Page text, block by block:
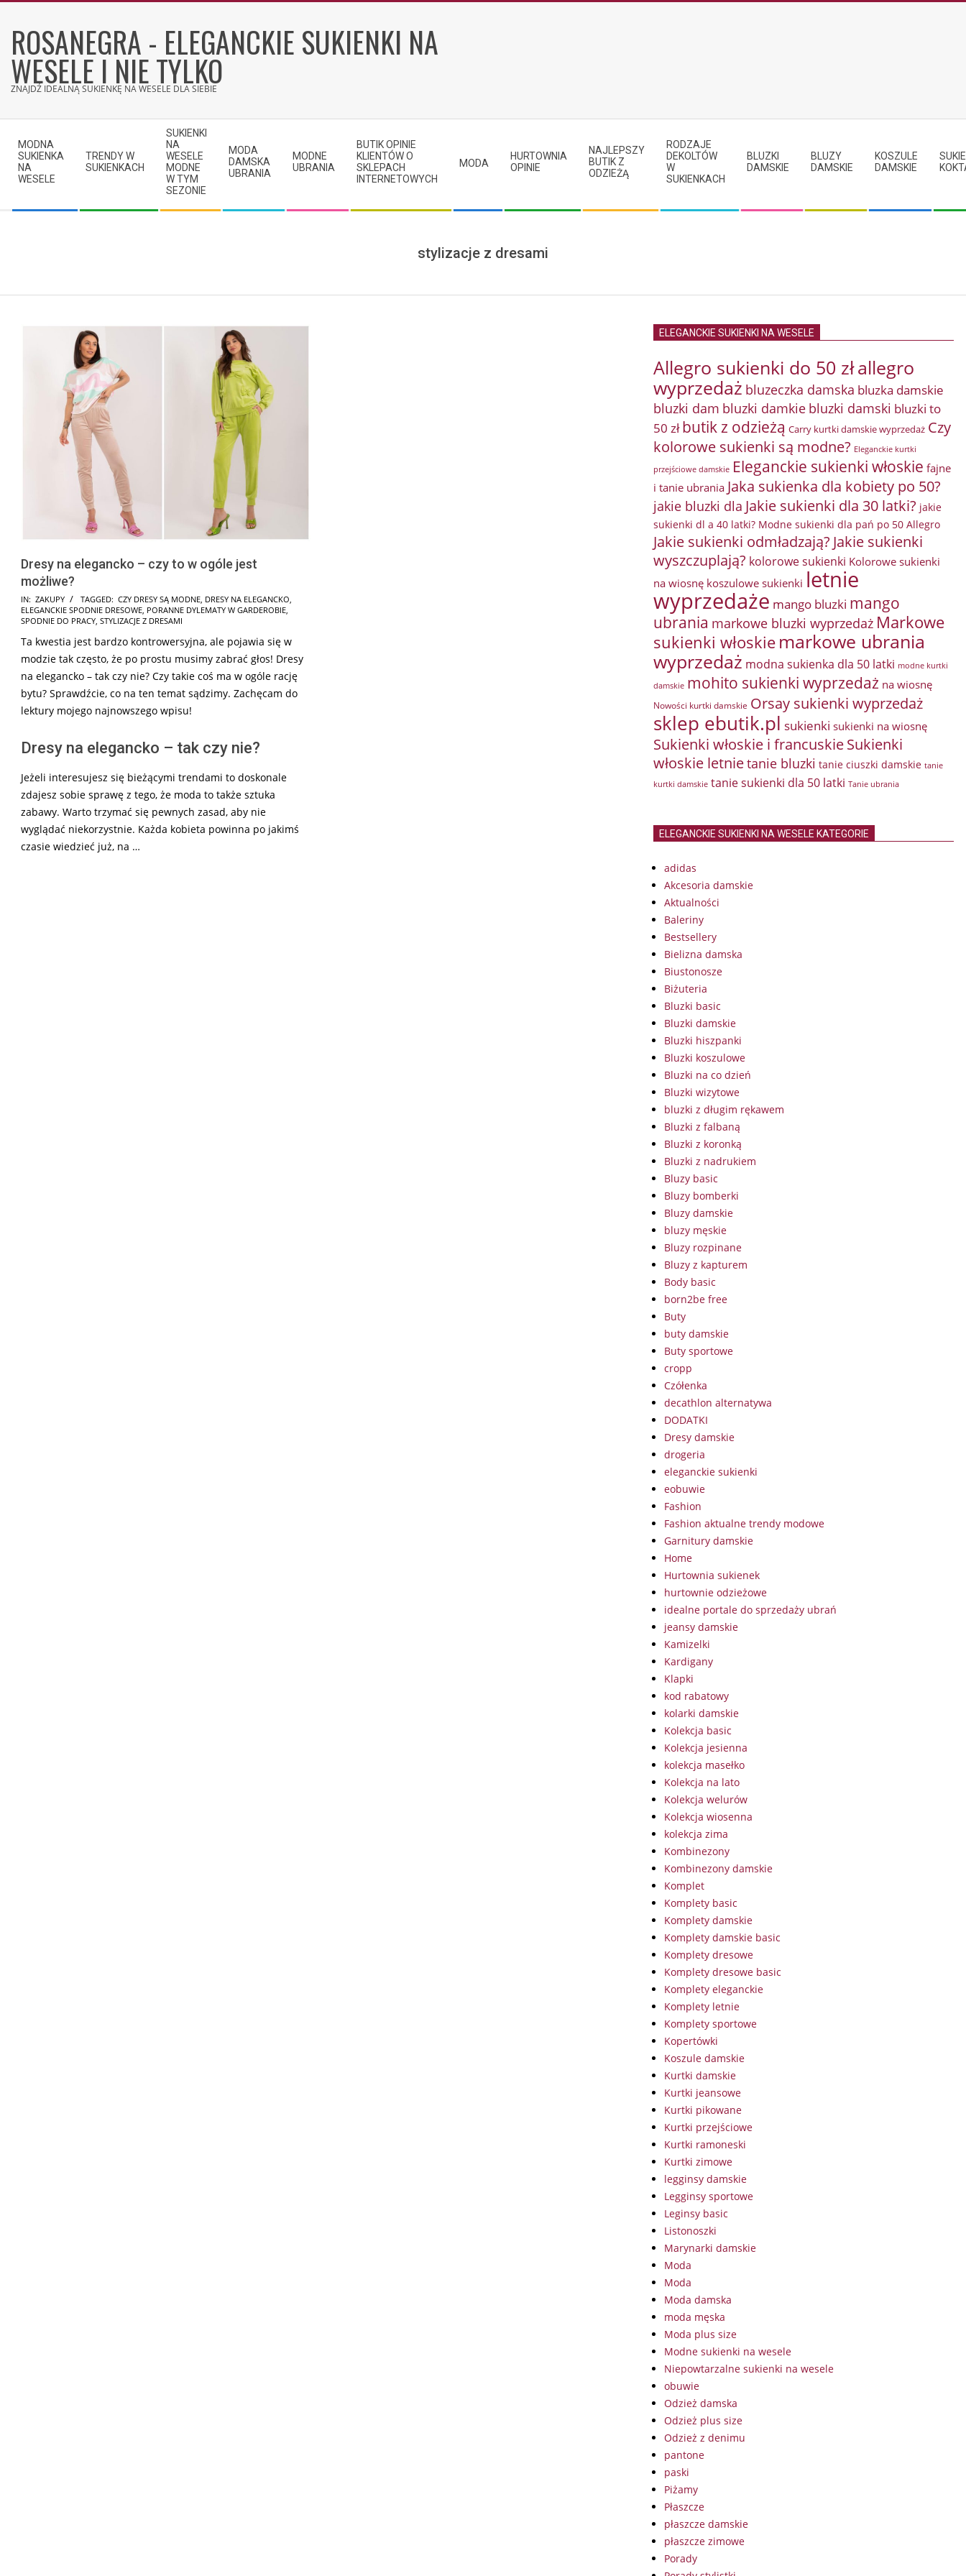
contentROSANEGRA - ELEGANCKIE SUKIENKI NA
WESELE I NIE TYLKO
ZNAJDŹ IDEALNĄ SUKIENKĘ NA WESELE DLA SIEBIE
Navigation
Menu
MODNA
SUKIENKA
NA
WESELE
TRENDY W
SUKIENKACH
SUKIENKI
NA
WESELE
MODNE
W TYM
SEZONIE
MODA
DAMSKA
UBRANIA
MODNE
UBRANIA
BUTIK OPINIE
KLIENTÓW O
SKLEPACH
INTERNETOWYCH
MODA
HURTOWNIA
OPINIE
NAJLEPSZY
BUTIK Z
ODZIEŻĄ
RODZAJE
DEKOLTÓW
W
SUKIENKACH
BLUZKI
DAMSKIE
BLUZY
DAMSKIE
KOSZULE
DAMSKIE
stylizacje z dresami
Dresy na elegancko – czy to w ogóle jest
możliwe?
2025-
07-
IN: ZAKUPY TAGGED: CZY DRESY SĄ MODNE, DRESY NA ELEGANCKO,
ELEGANCKIE SPODNIE DRESOWE, PORANNE DYLEMATY W GARDEROBIE,
SPODNIE DO PRACY, STYLIZACJE Z DRESAMI
Ta kwestia jest bardzo kontrowersyjna, ale pojawia się w
modzie tak często, że po prostu musimy zabrać głos! Dresy
na elegancko – tak czy nie? Czy takie coś ma w ogóle rację
bytu? Sprawdźcie, co na ten temat sądzimy. Zachęcam do
lektury mojego najnowszego wpisu!
Dresy na elegancko – tak czy nie?
Jeżeli interesujesz się bieżącymi trendami to doskonale
zdajesz sobie sprawę z tego, że moda to także sztuka
zabawy. Warto trzymać się pewnych zasad, aby nie
wyglądać niekorzystnie. Każda kobieta powinna po jakimś
czasie wiedzieć już, na …
ELEGANCKIE SUKIENKI NA WESELE
Allegro sukienki do 50 złallegro
wyprzedaż bluzeczka damska bluzka damskie
bluzki dam bluzki damkie bluzki damski bluzki to
50 zł butik z odzieżą Carry kurtki damskie wyprzedaż Czy
kolorowe sukienki są modne? Eleganckie kurtki
przejściowe damskie Eleganckie sukienki włoskie fajne
i tanie ubrania Jaka sukienka dla kobiety po 50?
jakie bluzki dla Jakie sukienki dla 30 latki? jakie
sukienki dl a 40 latki? Modne sukienki dla pań po 50 Allegro
Jakie sukienki odmładzają? Jakie sukienki
wyszczuplają? kolorowe sukienki Kolorowe sukienki
na wiosnę koszulowe sukienki letnie
wyprzedaże mango bluzki mango
ubrania markowe bluzki wyprzedaż Markowe
sukienki włoskie markowe ubrania
wyprzedaż modna sukienka dla 50 latki modne kurtki
damskie mohito sukienki wyprzedaż na wiosnę
Nowości kurtki damskie Orsay sukienki wyprzedaż
sklep ebutik.pl sukienki sukienki na wiosnę
Sukienki włoskie i francuskieSukienki
włoskie letnietanie bluzki tanie ciuszki damskie tanie
kurtki damskie tanie sukienki dla 50 latki Tanie ubrania
ELEGANCKIE SUKIENKI NA WESELE KATEGORIE
adidas
Akcesoria damskie
Aktualności
Baleriny
Bestsellery
Bielizna damska
Biustonosze
Biżuteria
Bluzki basic
Bluzki damskie
Bluzki hiszpanki
Bluzki koszulowe
Bluzki na co dzień
Bluzki wizytowe
bluzki z długim rękawem
Bluzki z falbaną
Bluzki z koronką
Bluzki z nadrukiem
Bluzy basic
Bluzy bomberki
Bluzy damskie
bluzy męskie
Bluzy rozpinane
Bluzy z kapturem
Body basic
born2be free
Buty
buty damskie
Buty sportowe
cropp
Czółenka
decathlon alternatywa
DODATKI
Dresy damskie
drogeria
eleganckie sukienki
eobuwie
Fashion
Fashion aktualne trendy modowe
Garnitury damskie
Home
Hurtownia sukienek
hurtownie odzieżowe
idealne portale do sprzedaży ubrań
jeansy damskie
Kamizelki
Kardigany
Klapki
kod rabatowy
kolarki damskie
Kolekcja basic
Kolekcja jesienna
kolekcja masełko
Kolekcja na lato
Kolekcja welurów
Kolekcja wiosenna
kolekcja zima
Kombinezony
Kombinezony damskie
Komplet
Komplety basic
Komplety damskie
Komplety damskie basic
Komplety dresowe
Komplety dresowe basic
Komplety eleganckie
Komplety letnie
Komplety sportowe
Kopertówki
Koszule damskie
Kurtki damskie
Kurtki jeansowe
Kurtki pikowane
Kurtki przejściowe
Kurtki ramoneski
Kurtki zimowe
legginsy damskie
Legginsy sportowe
Leginsy basic
Listonoszki
Marynarki damskie
Moda
Moda
Moda damska
moda męska
Moda plus size
Modne sukienki na wesele
Niepowtarzalne sukienki na wesele
obuwie
Odzież damska
Odzież plus size
Odzież z denimu
pantone
paski
Piżamy
Płaszcze
płaszcze damskie
płaszcze zimowe
Porady